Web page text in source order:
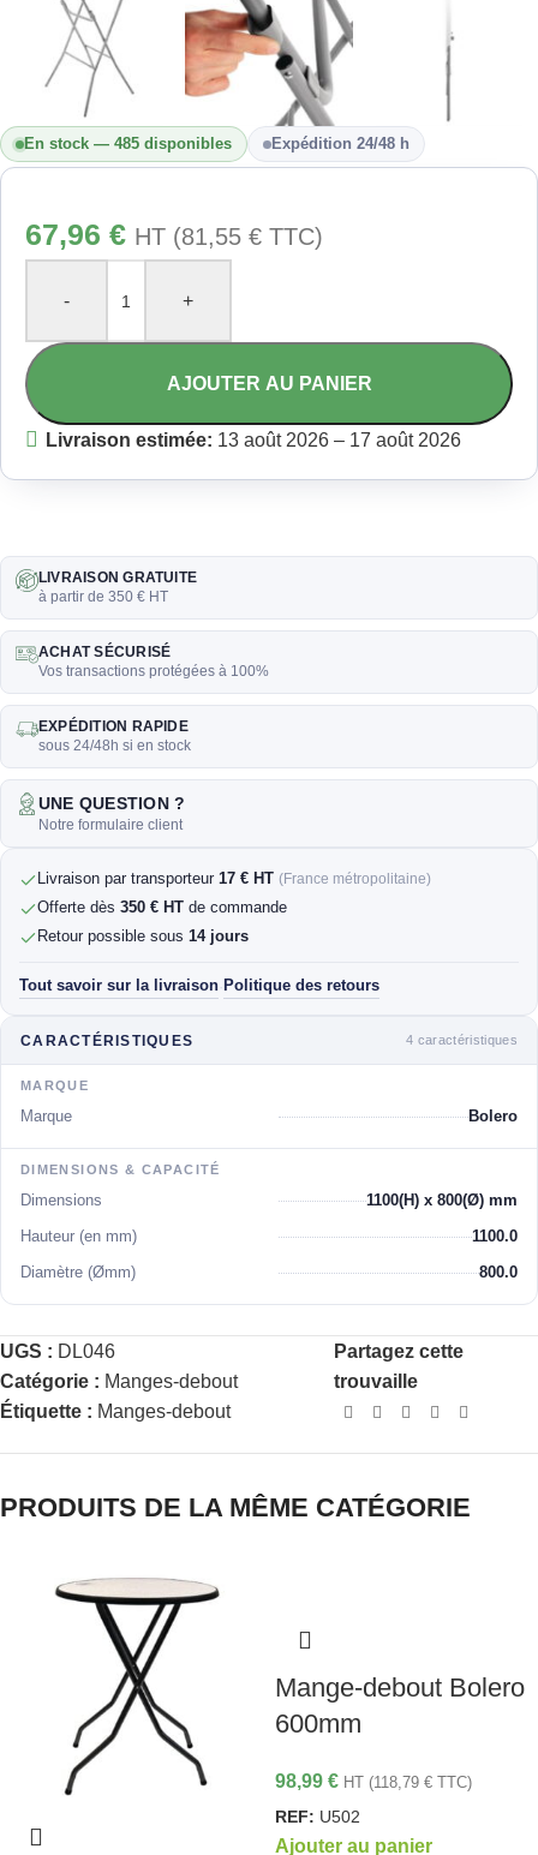
En stock — 485 disponibles Expédition 24/48 h
67,96 € HT (81,55 € TTC)
- +
AJOUTER AU PANIER
Livraison estimée: 13 août 2026 – 17 août 2026
LIVRAISON GRATUITE
à partir de 350 € HT
ACHAT SÉCURISÉ
Vos transactions protégées à 100%
EXPÉDITION RAPIDE
sous 24/48h si en stock
UNE QUESTION ?
Notre formulaire client
Livraison par transporteur 17 € HT (France métropolitaine)
Offerte dès 350 € HT de commande
Retour possible sous 14 jours
Tout savoir sur la livraison· Politique des retours
CARACTÉRISTIQUES 4 caractéristiques
MARQUE
Marque Bolero
DIMENSIONS & CAPACITÉ
Dimensions 1100(H) x 800(Ø) mm
Hauteur (en mm) 1100.0
Diamètre (Ømm) 800.0
UGS : DL046
Catégorie : Manges-debout
Étiquette : Manges-debout
Partagez cette
trouvaille
PRODUITS DE LA MÊME CATÉGORIE
Mange-debout Bolero
600mm
98,99 € HT (118,79 € TTC)
REF: U502
Ajouter au panier